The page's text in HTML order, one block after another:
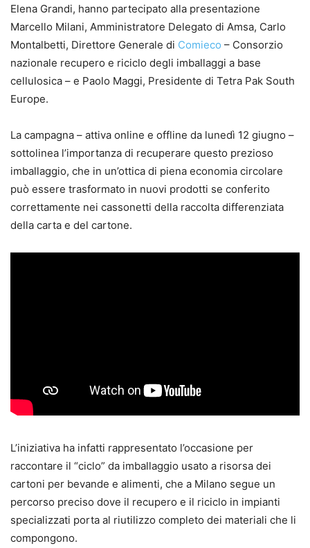
Elena Grandi, hanno partecipato alla presentazione
Marcello Milani, Amministratore Delegato di Amsa, Carlo
Montalbetti, Direttore Generale di Comieco – Consorzio
nazionale recupero e riciclo degli imballaggi a base
cellulosica – e Paolo Maggi, Presidente di Tetra Pak South
Europe.
La campagna – attiva online e offline da lunedì 12 giugno –
sottolinea l’importanza di recuperare questo prezioso
imballaggio, che in un’ottica di piena economia circolare
può essere trasformato in nuovi prodotti se conferito
correttamente nei cassonetti della raccolta differenziata
della carta e del cartone.
L’iniziativa ha infatti rappresentato l’occasione per
raccontare il “ciclo” da imballaggio usato a risorsa dei
cartoni per bevande e alimenti, che a Milano segue un
percorso preciso dove il recupero e il riciclo in impianti
specializzati porta al riutilizzo completo dei materiali che li
compongono.